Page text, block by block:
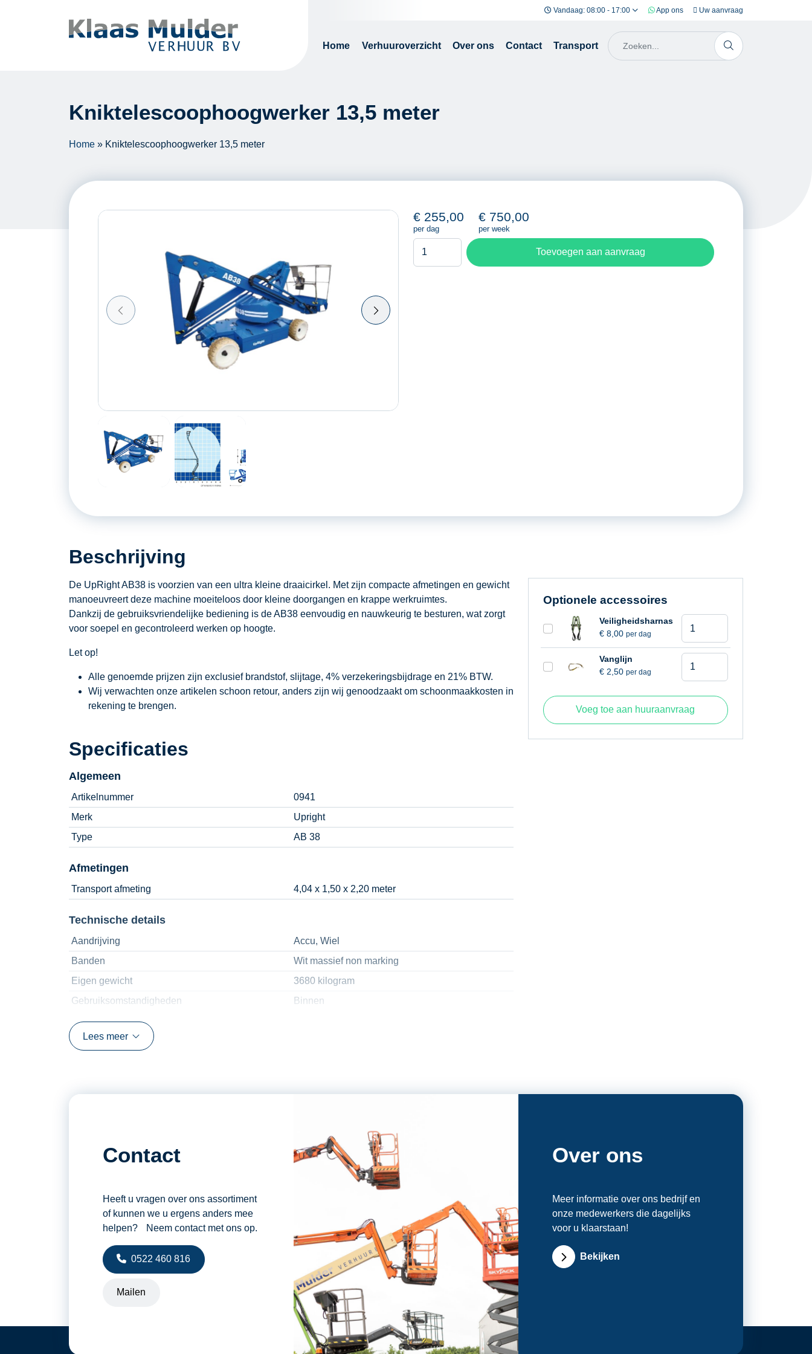
Vandaag: 08:00 - 17:00 App ons Uw aanvraag
Home Verhuuroverzicht Over ons Contact Transport
Kniktelescoophoogwerker 13,5 meter
Home » Kniktelescoophoogwerker 13,5 meter
€ 255,00
per dag
€ 750,00
per week
Kniktelescoophoogwerker
Toevoegen aan aanvraag
Beschrijving
De UpRight AB38 is voorzien van een ultra kleine draaicirkel. Met zijn compacte afmetingen en gewicht
manoeuvreert deze machine moeiteloos door kleine doorgangen en krappe werkruimtes.
Dankzij de gebruiksvriendelijke bediening is de AB38 eenvoudig en nauwkeurig te besturen, wat zorgt
voor soepel en gecontroleerd werken op hoogte.
Let op!
Alle genoemde prijzen zijn exclusief brandstof, slijtage, 4% verzekeringsbijdrage en 21% BTW.
Wij verwachten onze artikelen schoon retour, anders zijn wij genoodzaakt om schoonmaakkosten in
rekening te brengen.
Specificaties
Algemeen
Artikelnummer
0941
Merk
Upright
Type
AB 38
Afmetingen
Transport afmeting 4,04 x 1,50 x 2,20 meter
Technische details
Aandrijving
Accu, Wiel
Banden
Wit massief non marking
Eigen gewicht
3680 kilogram
Gebruiksomstandigheden
Binnen
Hefvermogen
Horizontaal bereik
13,50 meter
Windbelasting
12,50 meter per seconde
Lees meer
Optionele accessoires
Veiligheidsharnas
€8,00 per dag
13,5
meter
aantal
Vanglijn
€2,50 per dag
Voeg toe aan huuraanvraag
Contact
Heeft u vragen over ons assortiment
of kunnen we u ergens anders mee
helpen? Neem contact met ons op.
0522 460 816
Mailen
Over ons
Meer informatie over ons bedrijf en
onze medewerkers die dagelijks
voor u klaarstaan!
Bekijken